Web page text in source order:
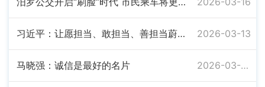
习近平：让愿担当、敢担当、善担当蔚然成风 2026-03-13
马晓强：诚信是最好的名片 2026-03-06